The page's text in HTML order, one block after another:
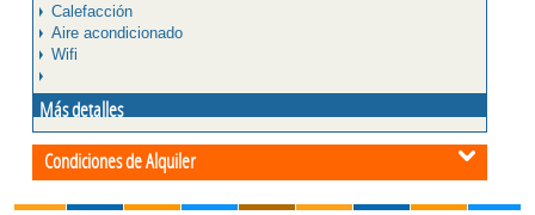
Calefacción
Aire acondicionado
Wifi
Más detalles
Condiciones de Alquiler